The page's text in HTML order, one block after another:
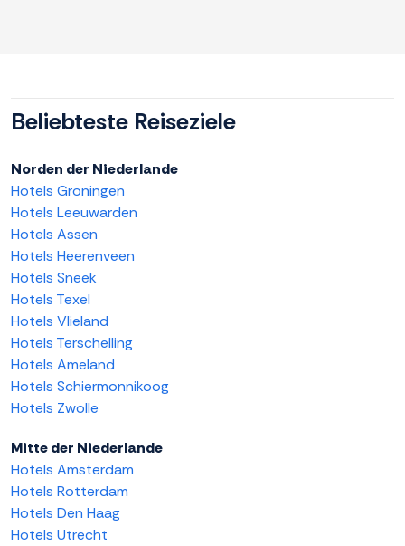
Beliebteste Reiseziele
Norden der Niederlande
Hotels Groningen
Hotels Leeuwarden
Hotels Assen
Hotels Heerenveen
Hotels Sneek
Hotels Texel
Hotels Vlieland
Hotels Terschelling
Hotels Ameland
Hotels Schiermonnikoog
Hotels Zwolle
Mitte der Niederlande
Hotels Amsterdam
Hotels Rotterdam
Hotels Den Haag
Hotels Utrecht